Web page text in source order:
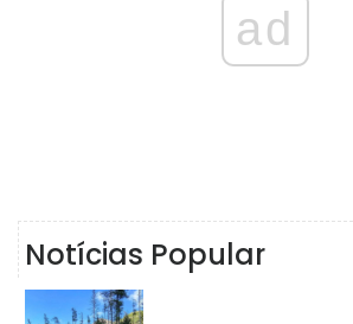
ad
Notícias Popular